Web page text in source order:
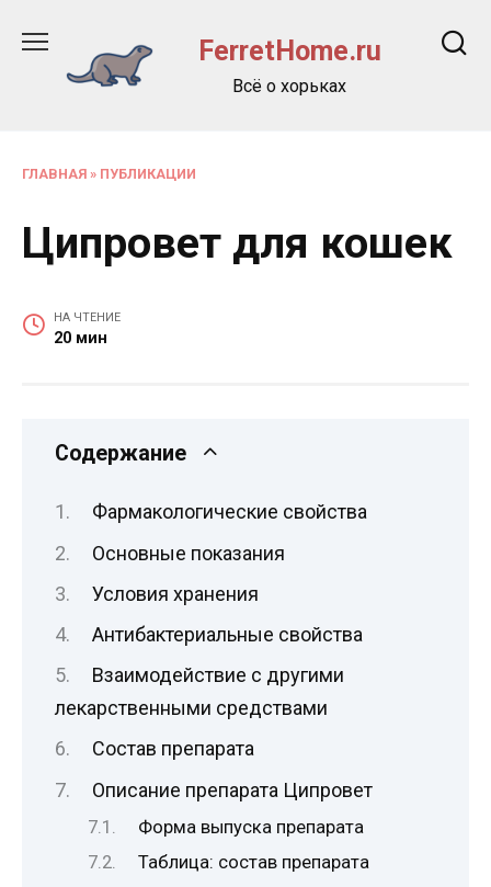
содержанию
FerretHome.ru
Всё о хорьках
ГЛАВНАЯ » ПУБЛИКАЦИИ
Ципровет для кошек
НА ЧТЕНИЕ
20 мин
Содержание
Фармакологические свойства
Основные показания
Условия хранения
Антибактериальные свойства
Взаимодействие с другими
лекарственными средствами
Состав препарата
Описание препарата Ципровет
Форма выпуска препарата
Таблица: состав препарата